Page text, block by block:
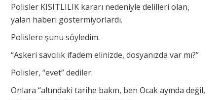
Polisler KISITLILIK kararı nedeniyle delilleri olan,
yalan haberi göstermiyorlardı.
Polislere şunu söyledim.
“Askeri savcılık ifadem elinizde, dosyanızda var mı?”
Polisler, “evet” dediler.
Onlara “altındaki tarihe bakın, ben Ocak ayında değil,